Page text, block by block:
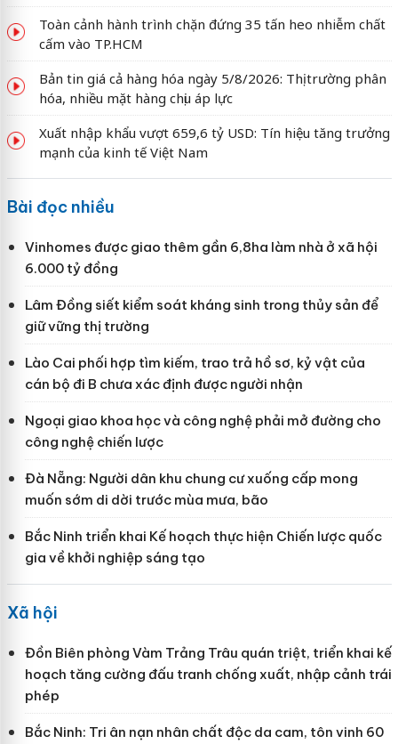
Toàn cảnh hành trình chặn đứng 35 tấn heo nhiễm chất
cấm vào TP.HCM
Bản tin giá cả hàng hóa ngày 5/8/2026: Thị trường phân
hóa, nhiều mặt hàng chịu áp lực
Xuất nhập khẩu vượt 659,6 tỷ USD: Tín hiệu tăng trưởng
mạnh của kinh tế Việt Nam
Bài đọc nhiều
Vinhomes được giao thêm gần 6,8ha làm nhà ở xã hội
6.000 tỷ đồng
Lâm Đồng siết kiểm soát kháng sinh trong thủy sản để
giữ vững thị trường
Lào Cai phối hợp tìm kiếm, trao trả hồ sơ, kỷ vật của
cán bộ đi B chưa xác định được người nhận
Ngoại giao khoa học và công nghệ phải mở đường cho
công nghệ chiến lược
Đà Nẵng: Người dân khu chung cư xuống cấp mong
muốn sớm di dời trước mùa mưa, bão
Bắc Ninh triển khai Kế hoạch thực hiện Chiến lược quốc
gia về khởi nghiệp sáng tạo
Xã hội
Đồn Biên phòng Vàm Trảng Trâu quán triệt, triển khai kế
hoạch tăng cường đấu tranh chống xuất, nhập cảnh trái
phép
Bắc Ninh: Tri ân nạn nhân chất độc da cam, tôn vinh 60